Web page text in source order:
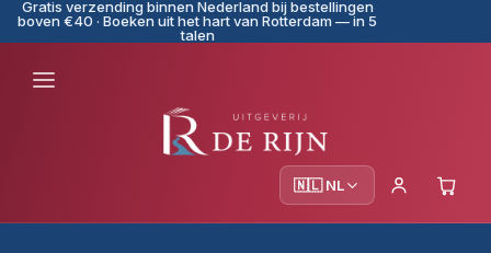
Gratis verzending binnen Nederland bij bestellingen
boven €40 · Boeken uit het hart van Rotterdam — in 5
talen
🇳🇱 NL